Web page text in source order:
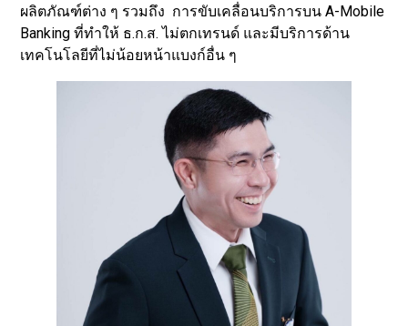
ผลิตภัณฑ์ต่าง ๆ รวมถึง การขับเคลื่อนบริการบน A-Mobile
Banking ที่ทำให้ ธ.ก.ส. ไม่ตกเทรนด์ และมีบริการด้าน
เทคโนโลยีที่ไม่น้อยหน้าแบงก์อื่น ๆ